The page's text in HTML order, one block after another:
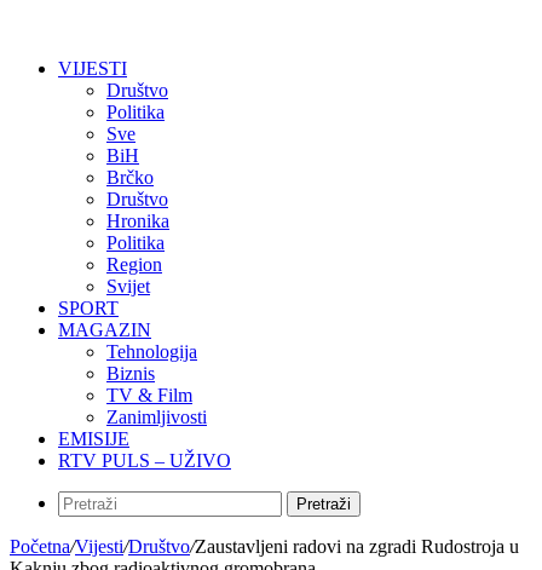
VIJESTI
Društvo
Politika
Sve
BiH
Brčko
Društvo
Hronika
Politika
Region
Svijet
SPORT
MAGAZIN
Tehnologija
Biznis
TV & Film
Zanimljivosti
EMISIJE
RTV PULS – UŽIVO
Pretraži
Početna/Vijesti/Društvo/Zaustavljeni radovi na zgradi Rudostroja u